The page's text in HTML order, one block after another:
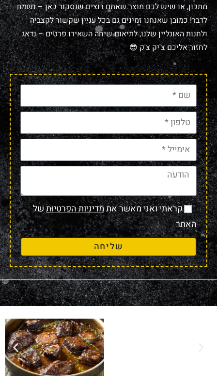
מתכון, או שיש לכם מוצר שאתם רוצים שנסקור כאן – נשמח
לדבר! כמובן שאנחנו זמינים גם בכל עניין שקשור לקצביה
ולחנות האונליין שלנו, לתיאום שיחה השאירו פרטים – נדאג
לחזור אליכם צ'יק צ'ק 😎
קראתי ואני מאשר אתמדיניות הפרטיותשל
האתר
שליחה